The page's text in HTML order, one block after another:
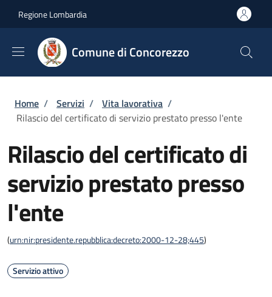
Regione Lombardia
Comune di Concorezzo
Briciole di pane
Home / Servizi / Vita lavorativa /
Rilascio del certificato di servizio prestato presso l'ente
Rilascio del certificato di
servizio prestato presso
l'ente
(urn:nir:presidente.repubblica:decreto:2000-12-28;445)
Servizio attivo